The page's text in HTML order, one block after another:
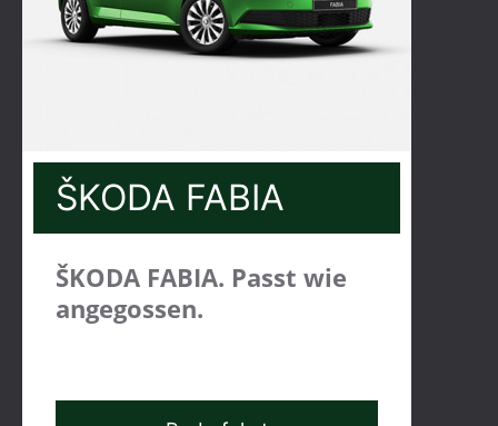
ŠKODA FABIA
ŠKODA FABIA. Passt wie
angegossen.